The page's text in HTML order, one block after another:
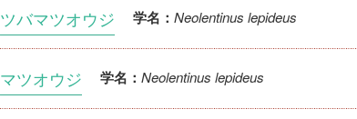
ツバマツオウジ 学名： Neolentinus lepideus
マツオウジ 学名： Neolentinus lepideus